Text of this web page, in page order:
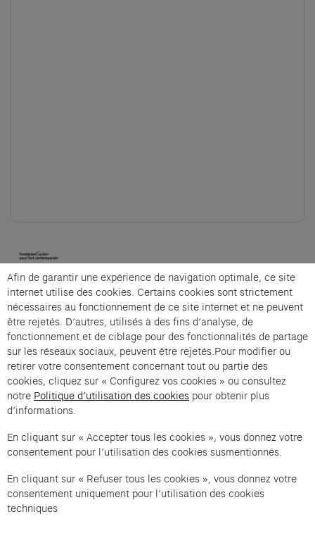
Cartier et Compagnie
La grande visite guidée is an offer from Cartier et
Compagnie .
Imprint of the organizer(opens in a new tab)
Data privacy of the organizer(opens in
General terms and conditions of the organizer
Cookie settings (opens in a new tab)
Data privacy policy (opens in a new tab)
Accessibility
Support(opens in a new tab)
Afin de garantir une expérience de navigation optimale, ce site
internet utilise des cookies. Certains cookies sont strictement
nécessaires au fonctionnement de ce site internet et ne peuvent
être rejetés. D’autres, utilisés à des fins d’analyse, de
fonctionnement et de ciblage pour des fonctionnalités de partage
sur les réseaux sociaux, peuvent être rejetés.Pour modifier ou
retirer votre consentement concernant tout ou partie des
cookies, cliquez sur « Configurez vos cookies » ou consultez
notre Politique d’utilisation des cookies pour obtenir plus
d’informations.
En cliquant sur « Accepter tous les cookies », vous donnez votre
consentement pour l’utilisation des cookies susmentionnés.
En cliquant sur « Refuser tous les cookies », vous donnez votre
consentement uniquement pour l’utilisation des cookies
techniques